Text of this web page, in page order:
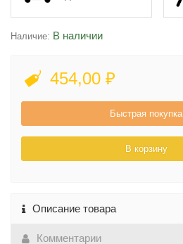
Наличие: В наличии
454,00 ₽
Быстрая покупка
В корзину
Описание товара
Комментарии